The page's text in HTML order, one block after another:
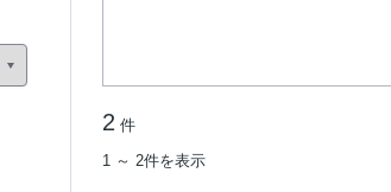
2 件
1 ～ 2件を表示